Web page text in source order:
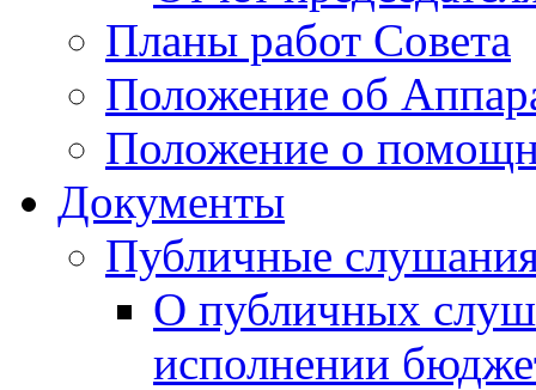
Планы работ Совета
Положение об
Положение о
Документы
Публичные
О публичных
исполнении